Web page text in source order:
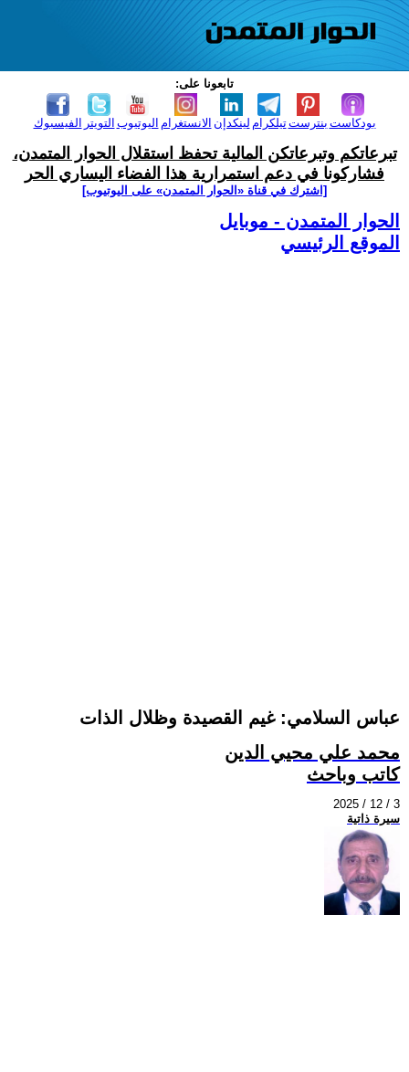
تابعونا على:
الفيسبوك التويتر اليوتيوب الانستغرام لينكدإن تيلكرامبنترست بودكاست
تبرعاتكم وتبرعاتكن المالية تحفظ استقلال الحوار المتمدن،
فشاركونا في دعم استمرارية هذا الفضاء اليساري الحر
[اشترك في قناة ‫«الحوار المتمدن» على اليوتيوب]
الحوار المتمدن - موبايل
الموقع الرئيسي
عباس السلامي: غيم القصيدة وظلال الذات
محمد علي محيي الدين
كاتب وباحث
2025 / 12 / 3
سيرة ذاتية